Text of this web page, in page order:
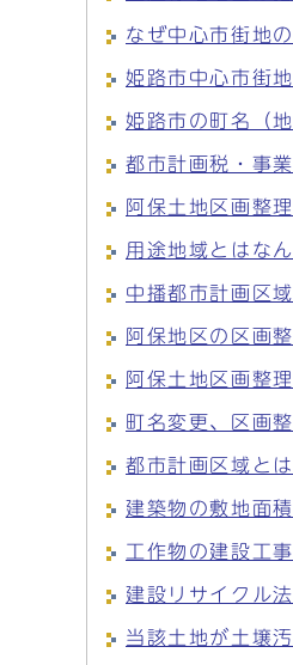
なぜ中心市街地
姫路市中心市街
姫路市の町名（
都市計画税・事
阿保土地区画整
用途地域とはな
中播都市計画区
阿保地区の区画
阿保土地区画整
町名変更、区画
都市計画区域と
建築物の敷地面
工作物の建設工
建設リサイクル
当該土地が土壌